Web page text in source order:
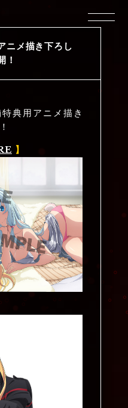
ニメ描き下ろし
！
典用アニメ描き
】